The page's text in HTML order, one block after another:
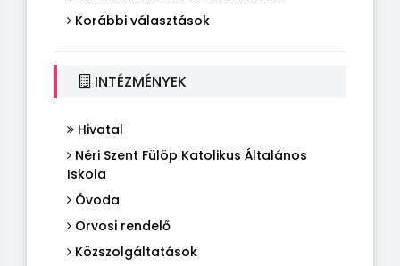
Korábbi választások
INTÉZMÉNYEK
Hivatal
Néri Szent Fülöp Katolikus Általános
Iskola
Óvoda
Orvosi rendelő
Közszolgáltatások